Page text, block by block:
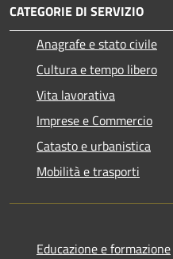
CATEGORIE DI SERVIZIO
Anagrafe e stato civile
Cultura e tempo libero
Vita lavorativa
Imprese e Commercio
Catasto e urbanistica
Mobilità e trasporti
Educazione e formazione